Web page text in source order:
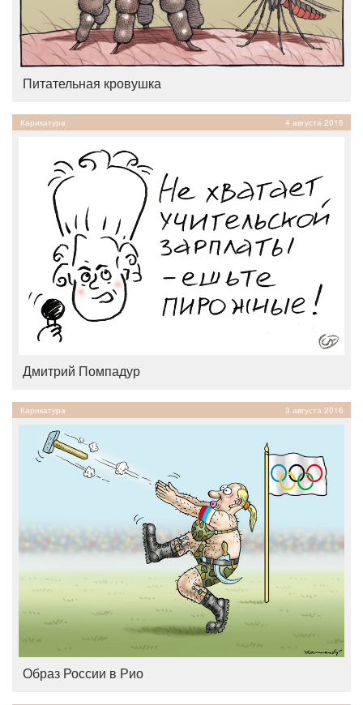
Питательная кровушка
Карикатура 4 августа 2016
Дмитрий Помпадур
Карикатура 3 августа 2016
Образ России в Рио